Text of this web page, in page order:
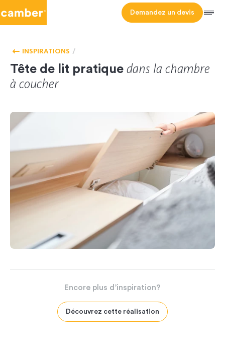
Demandez un devis Menu
INSPIRATIONS
Tête de lit pratique dans la chambre
à coucher
Encore plus d’inspiration?
Découvrez cette réalisation